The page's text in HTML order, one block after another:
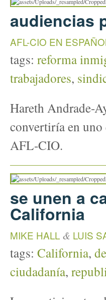
audiencias
AFL-CIO EN
tags: reforma
trabajadores,
Hareth Andrade-
convertiría en uno
AFL-CIO.
se unen a
California
MIKE HALL & LUIS
tags: California,
ciudadanía,